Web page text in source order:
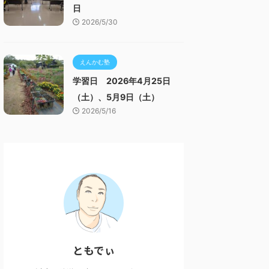
日
2026/5/30
えんかむ塾
学習日 2026年4月25日
（土）、5月9日（土）
2026/5/16
ともでぃ